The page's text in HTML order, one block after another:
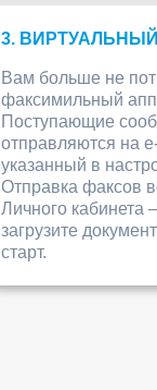
3.
Вам больше не
факсимильный
Поступающие
отправляются на
указанный в
Отправка факсов
Личного кабинета
загрузите
старт.